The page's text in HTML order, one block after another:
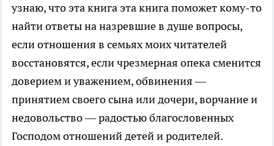
узнаю, что эта книга эта книга поможет кому-то
найти ответы на назревшие в душе вопросы,
если отношения в семьях моих читателей
восстановятся, если чрезмерная опека сменится
доверием и уважением, обвинения —
принятием своего сына или дочери, ворчание и
недовольство — радостью благословенных
Господом отношений детей и родителей.